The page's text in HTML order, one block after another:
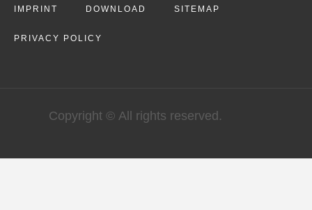
IMPRINT DOWNLOAD SITEMAP
PRIVACY POLICY
Copyright © All rights reserved.